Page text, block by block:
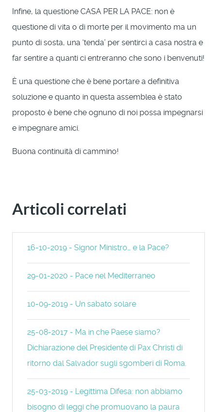
Infine, la questione CASA PER LA PACE: non è
questione di vita o di morte per il movimento ma un
punto di sosta, una ‘tenda’ per sentirci a casa nostra e
far sentire a quanti ci entreranno che sono i benvenuti!
È una questione che è bene portare a definitiva
soluzione e quanto in questa assemblea è stato
proposto è bene che ognuno di noi possa impegnarsi
e impegnare amici.
Buona continuità di cammino!
Articoli correlati
16-10-2019 - Signor Ministro… e la Pace?
29-01-2020 - Pace nel Mediterraneo
10-09-2019 - Un sabato solare
25-08-2017 - Ma in che Paese siamo?
Dichiarazione del Presidente di Pax Christi di
ritorno dal Salvador sugli sgomberi di Roma.
25-03-2019 - Legittima Difesa: non abbiamo
bisogno di leggi che promuovano la paura